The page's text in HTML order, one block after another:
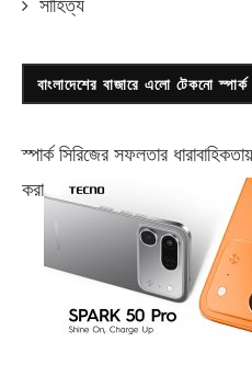
সাহিত্য
বাংলাদেশের বাজারে এলো টেকনো
স্পার্ক সিরিজের সফলতার
করা